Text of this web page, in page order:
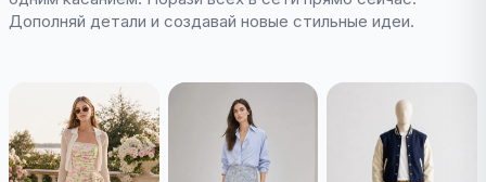
Дополняй детали и создавай новые стильные идеи.